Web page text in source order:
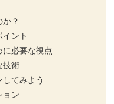
？
ント
必要な視点
技術
てみよう
ン